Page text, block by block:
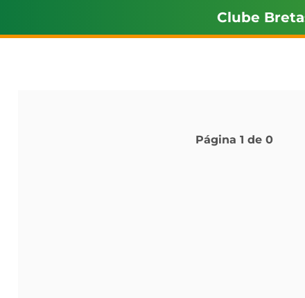
Clube
Página 1 de 0